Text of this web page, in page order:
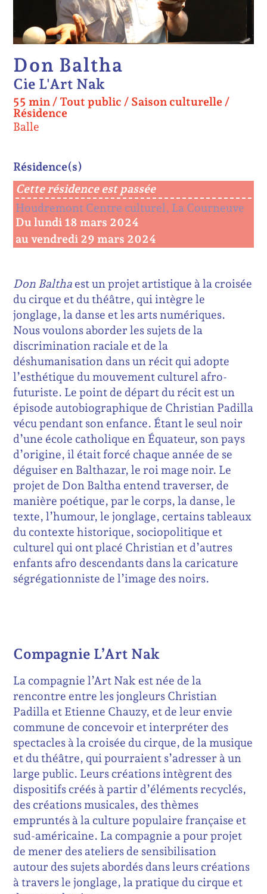
Don Baltha
Cie L'Art Nak
55 min/ Tout public / Saison culturelle /
Résidence
Balle
Résidence(s)
Cette résidence est passée
Houdremont Centre culturel, La Courneuve
Du lundi 18 mars 2024
au vendredi 29 mars 2024
Don Baltha est un projet artistique à la croisée
du cirque et du théâtre, qui intègre le
jonglage, la danse et les arts numériques.
Nous voulons aborder les sujets de la
discrimination raciale et de la
déshumanisation dans un récit qui adopte
l’esthétique du mouvement culturel afro-
futuriste. Le point de départ du récit est un
épisode autobiographique de Christian Padilla
vécu pendant son enfance. Étant le seul noir
d’une école catholique en Équateur, son pays
d’origine, il était forcé chaque année de se
déguiser en Balthazar, le roi mage noir. Le
projet de Don Baltha entend traverser, de
manière poétique, par le corps, la danse, le
texte, l’humour, le jonglage, certains tableaux
du contexte historique, sociopolitique et
culturel qui ont placé Christian et d’autres
enfants afro descendants dans la caricature
ségrégationniste de l’image des noirs.
Compagnie L’Art Nak
La compagnie l’Art Nak est née de la
rencontre entre les jongleurs Christian
Padilla et Etienne Chauzy, et de leur envie
commune de concevoir et interpréter des
spectacles à la croisée du cirque, de la musique
et du théâtre, qui pourraient s’adresser à un
large public. Leurs créations intègrent des
dispositifs créés à partir d’éléments recyclés,
des créations musicales, des thèmes
empruntés à la culture populaire française et
sud-américaine. La compagnie a pour projet
de mener des ateliers de sensibilisation
autour des sujets abordés dans leurs créations
à travers le jonglage, la pratique du cirque et